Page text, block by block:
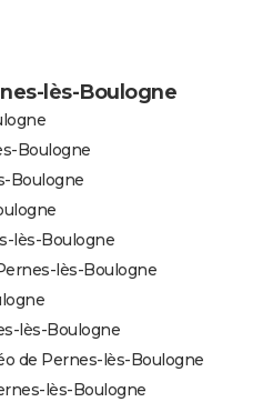
lès-Boulogne
Boulogne
Boulogne
lès-Boulogne
lès-Boulogne
lès-Boulogne
de Pernes-lès-Boulogne
lès-Boulogne